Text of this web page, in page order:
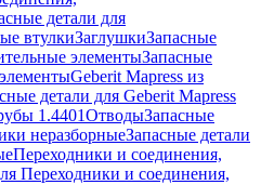
детали для
втулкиЗаглушкиЗапасные
элементыЗапасные
Geberit Mapress из
детали для Geberit Mapress
1.4401ОтводыЗапасные
неразборныеЗапасные детали
Переходники и соединения,
Переходники и соединения,